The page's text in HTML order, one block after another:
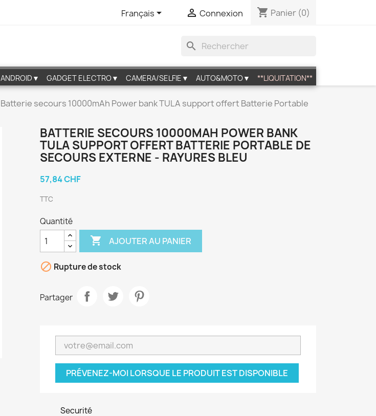
Français  Connexion shopping_cart Panier (0)
search
ANDROID▼ GADGET ELECTRO▼ CAMERA/SELFIE▼ AUTO&MOTO▼ **LIQUITATION**
Batterie secours 10000mAh Power bank TULA support offert Batterie Portable
BATTERIE SECOURS 10000MAH POWER BANK
TULA SUPPORT OFFERT BATTERIE PORTABLE DE
SECOURS EXTERNE - RAYURES BLEU
57,84 CHF
TTC
Quantité
 AJOUTER AU PANIER
 Rupture de stock
Partager
PRÉVENEZ-MOI LORSQUE LE PRODUIT EST DISPONIBLE
Securité